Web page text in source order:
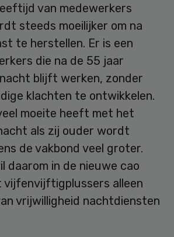
van medewerkers
steeds moeilijker om na
te herstellen. Er is een
die na de 55 jaar
blijft werken, zonder
klachten te ontwikkelen.
moeite heeft met het
als zij ouder wordt
de vakbond veel groter.
daarom in de nieuwe cao
vijfenvijftigplussers alleen
vrijwilligheid nachtdiensten